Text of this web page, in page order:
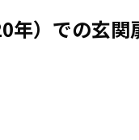
年）での玄関